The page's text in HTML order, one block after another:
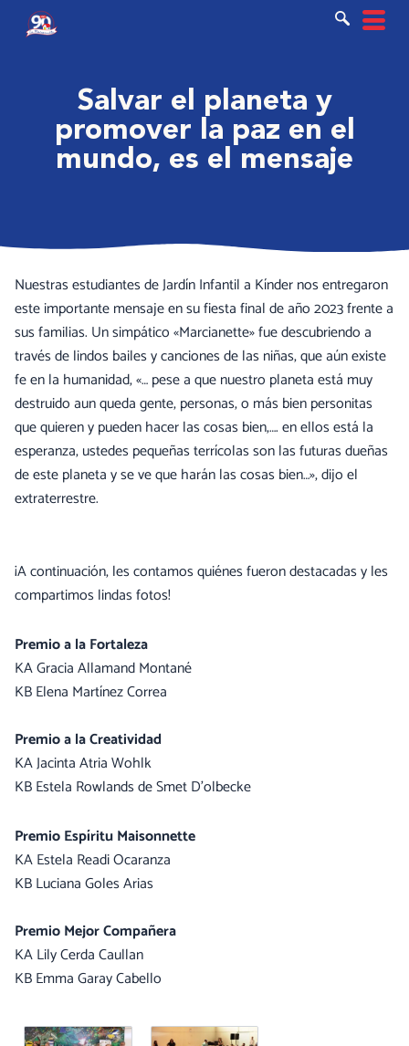
Salvar el planeta y
promover la paz en el
mundo, es el mensaje
Nuestras estudiantes de Jardín Infantil a Kínder nos entregaron
este importante mensaje en su fiesta final de año 2023 frente a
sus familias. Un simpático «Marcianette» fue descubriendo a
través de lindos bailes y canciones de las niñas, que aún existe
fe en la humanidad, «… pese a que nuestro planeta está muy
destruido aun queda gente, personas, o más bien personitas
que quieren y pueden hacer las cosas bien,…. en ellos está la
esperanza, ustedes pequeñas terrícolas son las futuras dueñas
de este planeta y se ve que harán las cosas bien…», dijo el
extraterrestre.
¡A continuación, les contamos quiénes fueron destacadas y les
compartimos lindas fotos!
Premio a la Fortaleza
KA Gracia Allamand Montané
KB Elena Martínez Correa
Premio a la Creatividad
KA Jacinta Atria Wohlk
KB Estela Rowlands de Smet D’olbecke
Premio Espíritu Maisonnette
KA Estela Readi Ocaranza
KB Luciana Goles Arias
Premio Mejor Compañera
KA Lily Cerda Caullan
KB Emma Garay Cabello